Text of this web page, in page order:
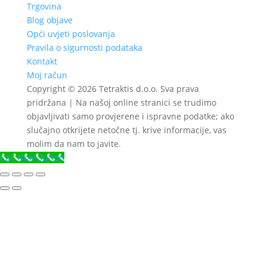
Trgovina
Blog objave
Opći uvjeti poslovanja
Pravila o sigurnosti podataka
Kontakt
Moj račun
Copyright © 2026 Tetraktis d.o.o. Sva prava
pridržana | Na našoj online stranici se trudimo
objavljivati samo provjerene i ispravne podatke; ako
slučajno otkrijete netočne tj. krive informacije, vas
molim da nam to javite.
Call Now Button